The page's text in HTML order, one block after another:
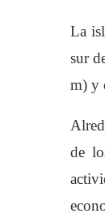
La
sur
m) y
de